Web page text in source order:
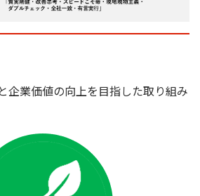
企業価値の向上を目指した取り組み